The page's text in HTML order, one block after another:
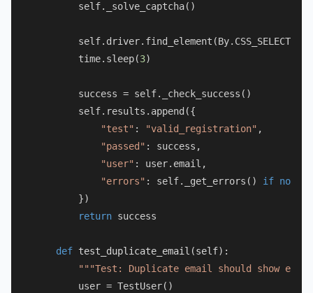
        self._solve_captcha()
        self.driver.find_element(By.CSS_SELECTOR,
        time.sleep(
3)
        success = self._check_success()
        self.results.append({
"test" : "valid_registration" ,
"passed" : success,
"user" : user.email,
"errors" : self._get_errors() if not
        })
return success
def test_duplicate_email (self):
"""Test: Duplicate email should show
        user = TestUser()